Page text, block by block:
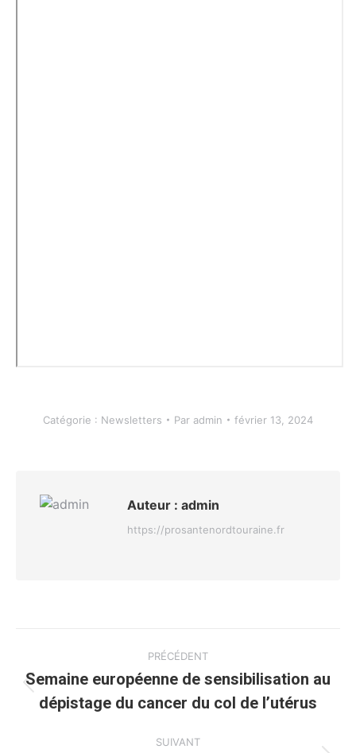
Catégorie : Newsletters Par admin février 13, 2024
Auteur : admin
https://prosantenordtouraine.fr
Navigation
article
PRÉCÉDENT
précédent
Semaine européenne de sensibilisation au
dépistage du cancer du col de l’utérus
SUIVANT